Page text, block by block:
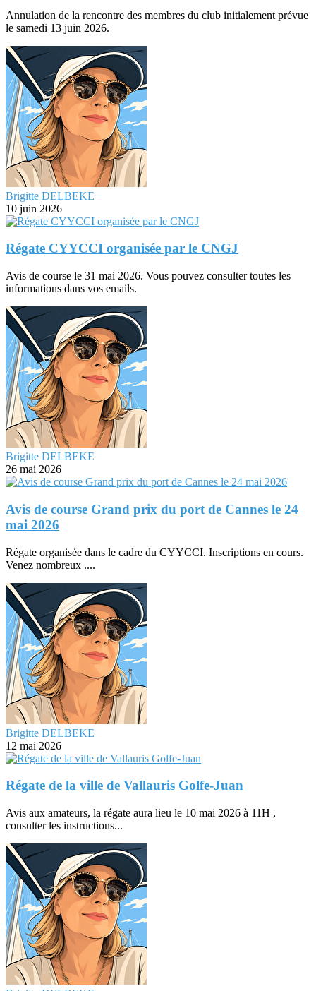
Annulation de la rencontre des membres du club initialement prévue
le samedi 13 juin 2026.
Brigitte DELBEKE
10 juin 2026
Régate CYYCCI organisée par le CNGJ
Avis de course le 31 mai 2026. Vous pouvez consulter toutes les
informations dans vos emails.
Brigitte DELBEKE
26 mai 2026
Avis de course Grand prix du port de Cannes le 24
mai 2026
Régate organisée dans le cadre du CYYCCI. Inscriptions en cours.
Venez nombreux ....
Brigitte DELBEKE
12 mai 2026
Régate de la ville de Vallauris Golfe-Juan
Avis aux amateurs, la régate aura lieu le 10 mai 2026 à 11H ,
consulter les instructions...